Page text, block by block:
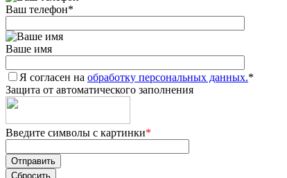
Ваш телефон*
Ваше имя
Я согласен на обработку персональных данных.*
Защита от автоматического заполнения
Введите символы с картинки*